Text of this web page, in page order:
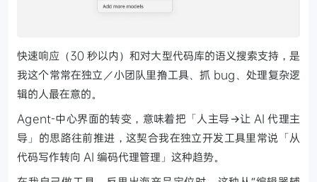
快速响应（30 秒以内）和对大型代码库的语义搜索支持，是
我这个常常在独立／小团队里撸工具、抓 bug、处理复杂逻
辑的人最在意的。
Agent-中心界面的转变，意味着把「人主导→让 AI 代理主
导」的思路往前推进，这契合我在独立开发工具里常说「从
代码写作转向 AI 编码代理管理」这种趋势。